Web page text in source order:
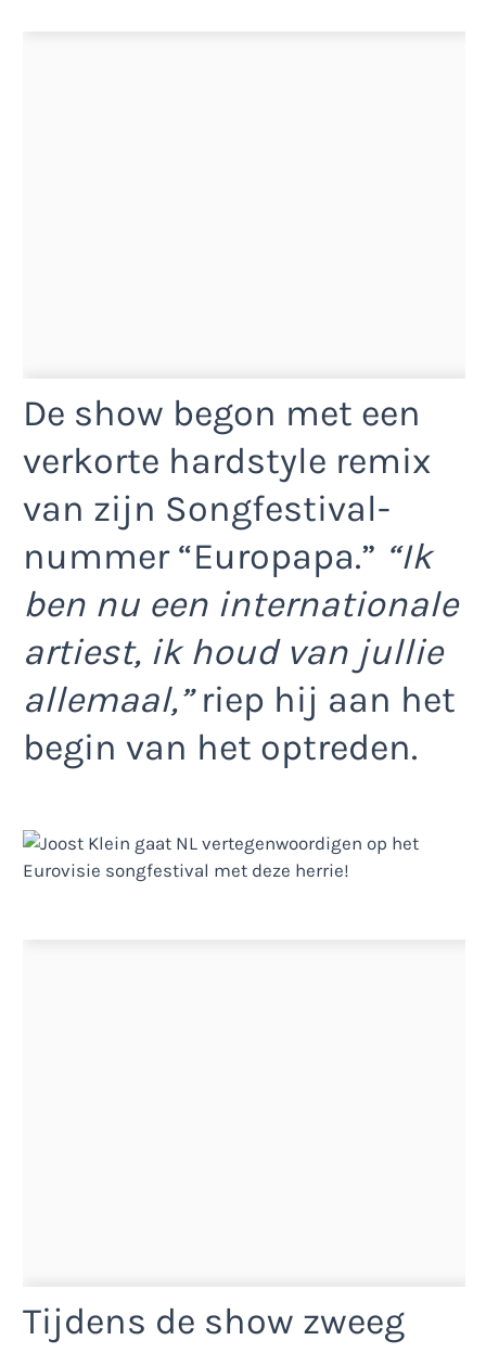
De show begon met een
verkorte hardstyle remix
van zijn Songfestival-
nummer “Europapa.” “Ik
ben nu een internationale
artiest, ik houd van jullie
allemaal,”riep hij aan het
begin van het optreden.
Tijdens de show zweeg